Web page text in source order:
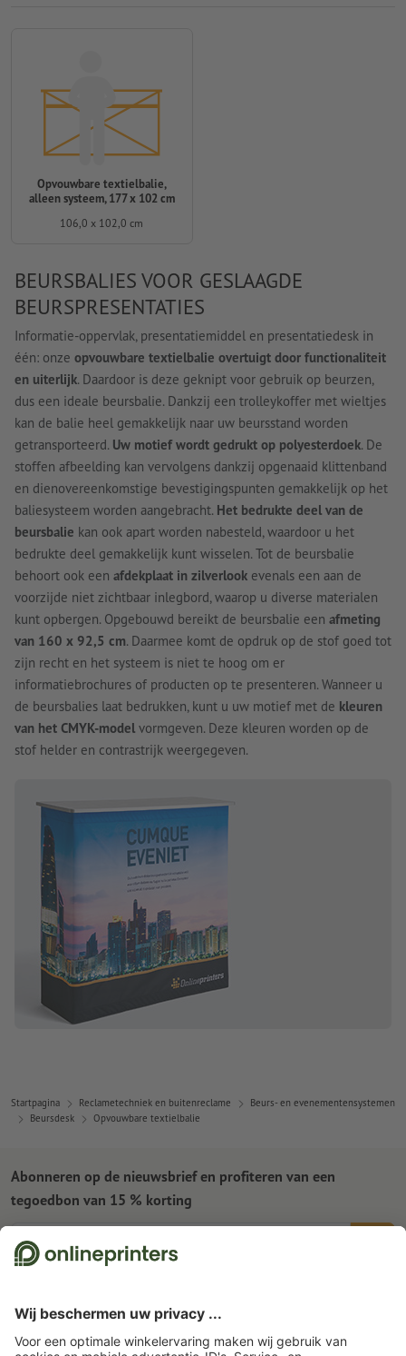
Opvouwbare textielbalie,
alleen systeem, 177 x 102 cm
106,0 x 102,0 cm
BEURSBALIES VOOR GESLAAGDE
BEURSPRESENTATIES
Informatie-oppervlak, presentatiemiddel en presentatiedesk in
één: onze opvouwbare textielbalie overtuigt door functionaliteit
en uiterlijk. Daardoor is deze geknipt voor gebruik op beurzen,
dus een ideale beursbalie. Dankzij een trolleykoffer met wieltjes
kan de balie heel gemakkelijk naar uw beursstand worden
getransporteerd. Uw motief wordt gedrukt op polyesterdoek. De
stoffen afbeelding kan vervolgens dankzij opgenaaid klittenband
en dienovereenkomstige bevestigingspunten gemakkelijk op het
baliesysteem worden aangebracht. Het bedrukte deel van de
beursbalie kan ook apart worden nabesteld, waardoor u het
bedrukte deel gemakkelijk kunt wisselen. Tot de beursbalie
behoort ook een afdekplaat in zilverlook evenals een aan de
voorzijde niet zichtbaar inlegbord, waarop u diverse materialen
kunt opbergen. Opgebouwd bereikt de beursbalie een afmeting
van 160 x 92,5 cm. Daarmee komt de opdruk op de stof goed tot
zijn recht en het systeem is niet te hoog om er
informatiebrochures of producten op te presenteren. Wanneer u
de beursbalies laat bedrukken, kunt u uw motief met de kleuren
van het CMYK-model vormgeven. Deze kleuren worden op de
stof helder en contrastrijk weergegeven.
Startpagina Reclametechniek en buitenreclame
Beurs- en evenementensystemen
Beursdesk
Opvouwbare textielbalie
Ondernemingen
Service
Abonneren op de nieuwsbrief en profiteren van een
tegoedbon van 15 % korting